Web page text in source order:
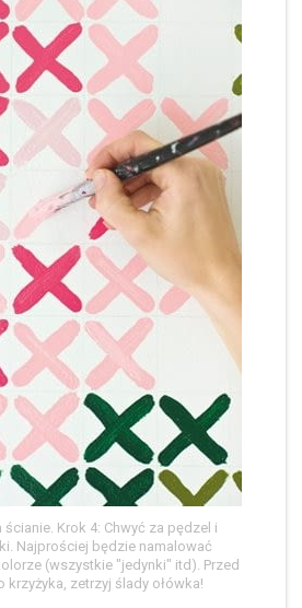
ścianie. Krok 4: Chwyć za pędzel i
Najprościej będzie namalować
(wszystkie "jedynki" itd). Przed
krzyżyka, zetrzyj ślady ołówka!